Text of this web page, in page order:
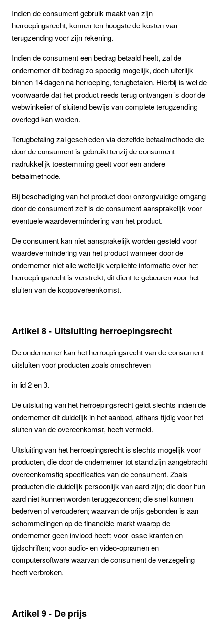
Indien de consument gebruik maakt van zijn
herroepingsrecht, komen ten hoogste de kosten van
terugzending voor zijn rekening.
Indien de consument een bedrag betaald heeft, zal de
ondernemer dit bedrag zo spoedig mogelijk, doch uiterlijk
binnen 14 dagen na herroeping, terugbetalen. Hierbij is wel de
voorwaarde dat het product reeds terug ontvangen is door de
webwinkelier of sluitend bewijs van complete terugzending
overlegd kan worden.
Terugbetaling zal geschieden via dezelfde betaalmethode die
door de consument is gebruikt tenzij de consument
nadrukkelijk toestemming geeft voor een andere
betaalmethode.
Bij beschadiging van het product door onzorgvuldige omgang
door de consument zelf is de consument aansprakelijk voor
eventuele waardevermindering van het product.
De consument kan niet aansprakelijk worden gesteld voor
waardevermindering van het product wanneer door de
ondernemer niet alle wettelijk verplichte informatie over het
herroepingsrecht is verstrekt, dit dient te gebeuren voor het
sluiten van de koopovereenkomst.
Artikel 8 - Uitsluiting herroepingsrecht
De ondernemer kan het herroepingsrecht van de consument
uitsluiten voor producten zoals omschreven
in lid 2 en 3.
De uitsluiting van het herroepingsrecht geldt slechts indien de
ondernemer dit duidelijk in het aanbod, althans tijdig voor het
sluiten van de overeenkomst, heeft vermeld.
Uitsluiting van het herroepingsrecht is slechts mogelijk voor
producten, die door de ondernemer tot stand zijn aangebracht
overeenkomstig specificaties van de consument. Zoals
producten die duidelijk persoonlijk van aard zijn; die door hun
aard niet kunnen worden teruggezonden; die snel kunnen
bederven of verouderen; waarvan de prijs gebonden is aan
schommelingen op de financiële markt waarop de
ondernemer geen invloed heeft; voor losse kranten en
tijdschriften; voor audio- en video-opnamen en
computersoftware waarvan de consument de verzegeling
heeft verbroken.
Artikel 9 - De prijs